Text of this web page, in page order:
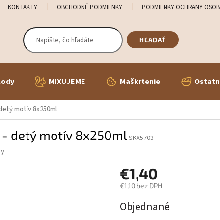
KONTAKTY OBCHODNÉ PODMIENKY PODMIENKY OCHRANY
HĽADAŤ
MIXUJEME Maškrtenie
motív 8x250ml
- detý motív 8x250mlSKX5703
€1,40
€1,10 bez DPH
cena:
Objednané